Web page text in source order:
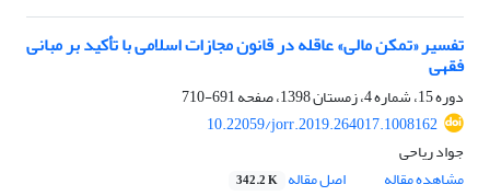
تفسیر «تمکن مالی» عاقله در قانون مجازات اسلامی با تأکید بر مبانی
فقهی
دوره 15، شماره 4، زمستان 1398، صفحه
691-710
10.22059/jorr.2019.264017.1008162
جواد ریاحی
مشاهده مقاله
اصل مقاله 342.2 K